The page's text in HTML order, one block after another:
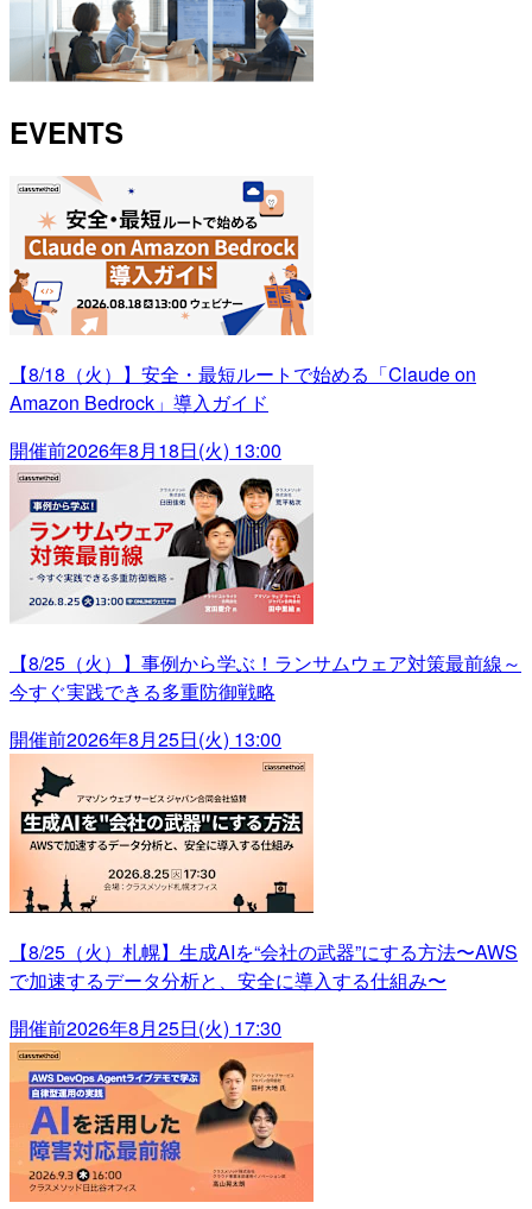
EVENTS
【8/18（火）】安全・最短ルートで始める「Claude on
Amazon Bedrock」導入ガイド
開催前2026年8月18日(火) 13:00
【8/25（火）】事例から学ぶ！ランサムウェア対策最前線～
今すぐ実践できる多重防御戦略
開催前2026年8月25日(火) 13:00
【8/25（火）札幌】生成AIを“会社の武器”にする方法〜AWS
で加速するデータ分析と、安全に導入する仕組み〜
開催前2026年8月25日(火) 17:30